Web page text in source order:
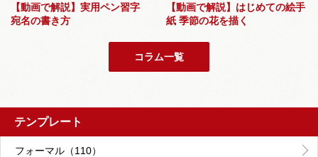
【動画で解説】実用ペン習字
宛名の書き方
【動画で解説】はじめての絵手
紙 季節の花を描く
コラム一覧
テンプレート
フォーマル（110）